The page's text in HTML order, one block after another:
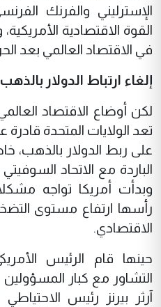
الإسترليني والفرنك
القوة الاقتصادية
في الاقتصاد العالمي بعد
إلغاء ارتباط الدولار بالذهب
لكن أوضاع الاقتصاد
تعد الولايات المتحدة قادرة
على ربط الدولار
الباردة مع الاتحاد
وبدأت أمريكا تواجه
رأسها ارتفاع مستوى
الاقتصادي.
حينها قام الرئيس
التشاور مع كبار
آرثر بيرنز رئيس